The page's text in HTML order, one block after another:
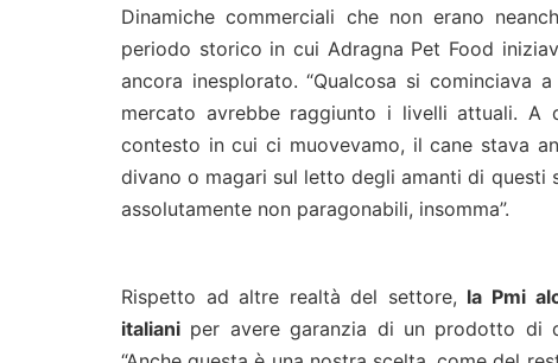
Dinamiche commerciali che non erano
periodo storico in cui Adragna Pet Food
ancora inesplorato. “Qualcosa si cominciava
mercato avrebbe raggiunto i livelli attuali.
contesto in cui ci muovevamo, il cane stava
divano o magari sul letto degli amanti di questi
assolutamente non paragonabili, insomma”.
Rispetto ad altre realtà del settore, la Pmi
italiani per avere garanzia di un prodotto di